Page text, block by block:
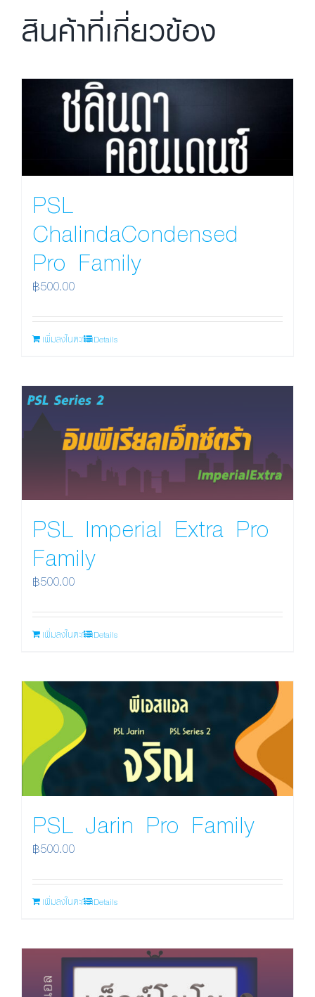
สินค้าที่เกี่ยวข้อง
PSL
ChalindaCondensed
Pro Family
฿500.00
เพิ่มลงในตะกร้าDetails
PSL Imperial Extra Pro
Family
฿500.00
เพิ่มลงในตะกร้าDetails
PSL Jarin Pro Family
฿500.00
เพิ่มลงในตะกร้าDetails